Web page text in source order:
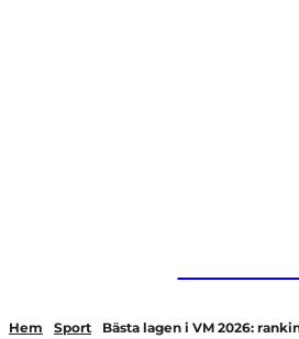
Hem Sport Bästa lagen i VM 2026: